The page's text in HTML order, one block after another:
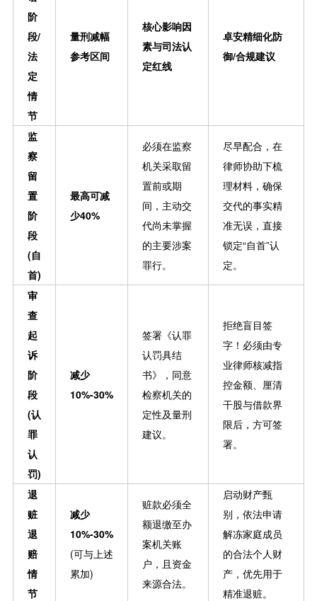
阶
段/
法
定
情
节
量刑减幅
参考区间
核心影响因
素与司法认
定红线
卓安精细化防
御/合规建议
监
察
留
置
阶
段
(自
首)
最高可减
少40%
必须在监察
机关采取留
置前或期
间，主动交
代尚未掌握
的主要涉案
罪行。
尽早配合，在
律师协助下梳
理材料，确保
交代的事实精
准无误，直接
锁定“自首”认
定。
审
查
起
诉
阶
段
(认
罪
认
罚)
减少
10%-30%
签署《认罪
认罚具结
书》，同意
检察机关的
定性及量刑
建议。
拒绝盲目签
字！必须由专
业律师核减指
控金额、厘清
干股与借款界
限后，方可签
署。
退
赃
退
赔
情
节
减少
10%-30%
(可与上述
累加)
赃款必须全
额退缴至办
案机关账
户，且资金
来源合法。
启动财产甄
别，依法申请
解冻家庭成员
的合法个人财
产，优先用于
精准退赃。